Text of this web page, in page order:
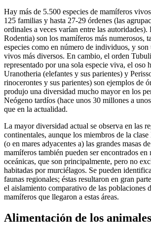
Hay más de 5.500 especies de mamíferos
125 familias y hasta 27-29 órdenes (las
ordinales a veces varían entre las autoridades).
Rodentia) son los mamíferos más numerosos,
especies como en número de individuos, y
vivos más diversos. En cambio, el orden
representado por una sola especie viva, el oso
Uranotheria (elefantes y sus parientes) y
rinocerontes y sus parientes) son ejemplos de
produjo una diversidad mucho mayor en los
Neógeno tardíos (hace unos 30 millones a
que en la actualidad.
La mayor diversidad actual se observa en las
continentales, aunque los miembros de la
(o en mares adyacentes a) las grandes masas
mamíferos también pueden ser encontrados en
oceánicas, que son principalmente, pero no
habitadas por murciélagos. Se pueden
faunas regionales; éstas resultaron en gran
el aislamiento comparativo de las poblaciones
mamíferos que llegaron a estas áreas.
Alimentación de los